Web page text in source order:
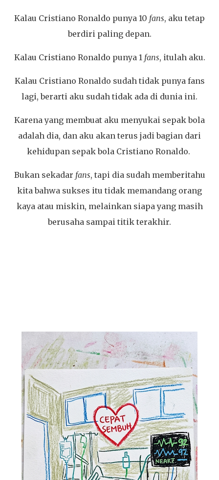
Kalau Cristiano Ronaldo punya 10 fans, aku tetap
berdiri paling depan.
Kalau Cristiano Ronaldo punya 1 fans, itulah aku.
Kalau Cristiano Ronaldo sudah tidak punya fans
lagi, berarti aku sudah tidak ada di dunia ini.
Karena yang membuat aku menyukai sepak bola
adalah dia, dan aku akan terus jadi bagian dari
kehidupan sepak bola Cristiano Ronaldo.
Bukan sekadar fans, tapi dia sudah memberitahu
kita bahwa sukses itu tidak memandang orang
kaya atau miskin, melainkan siapa yang masih
berusaha sampai titik terakhir.